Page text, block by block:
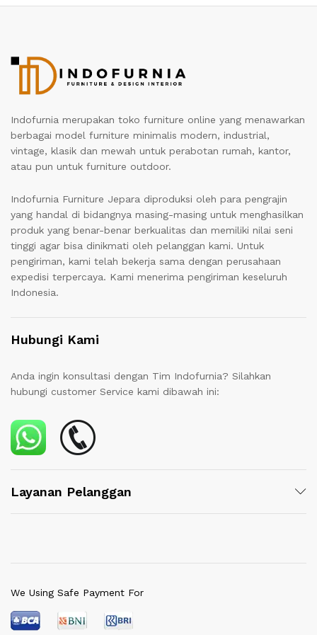
Indofurnia merupakan toko furniture online yang menawarkan
berbagai model furniture minimalis modern, industrial,
vintage, klasik dan mewah untuk perabotan rumah, kantor,
atau pun untuk furniture outdoor.
Indofurnia Furniture Jepara diproduksi oleh para pengrajin
yang handal di bidangnya masing-masing untuk menghasilkan
produk yang benar-benar berkualitas dan memiliki nilai seni
tinggi agar bisa dinikmati oleh pelanggan kami. Untuk
pengiriman, kami telah bekerja sama dengan perusahaan
expedisi terpercaya. Kami menerima pengiriman keseluruh
Indonesia.
Hubungi Kami
Anda ingin konsultasi dengan Tim Indofurnia? Silahkan
hubungi customer Service kami dibawah ini:
Layanan Pelanggan
We Using Safe Payment For